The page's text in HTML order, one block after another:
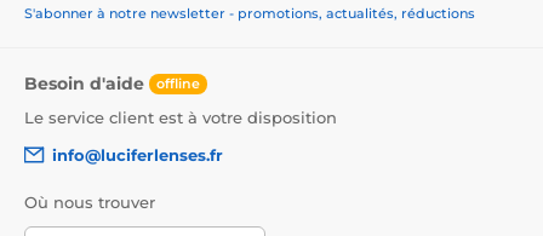
S'abonner à notre newsletter - promotions, actualités, réductions
Besoin d'aide offline
Le service client est à votre disposition
info@luciferlenses.fr
Où nous trouver